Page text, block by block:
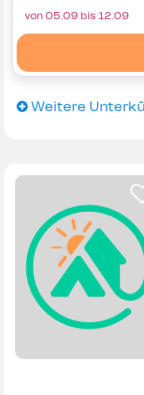
von 05.09 bis 12.09
Weitere